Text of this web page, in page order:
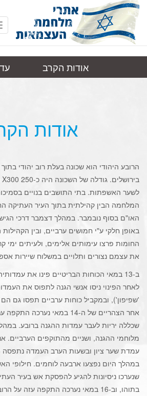
ירושלים,
אודות הקרב
אודות
הרובע היהודי הוא שכונה בעלת רוב יהודי
לשער האשפתות. בתי התושבים בנויים
המלחמה הבין קהילתית בתוך העיר העתיקה
האו"ם בסוף נובמבר. במהלך דצמבר דרכי
באופן חלקי ע"י חמושים ערביים, ובין
החומות פרצו עימותים אלימים, ולעיתים ימי
את עצמם נצורים ותלויים במשלוח שיירות
ב-13 במאי הכוחות הבריטיים פינו את
לאחר הפינוי ניסו אנשי הגנה לתפוס את
'שפיפון'), ובמקביל כוחות ערביים תפסו גם
אחר הצהריים של ה-14 במאי
שכללה יריות לעבר עמדות ההגנה ברובע.
מלוחמי ההגנה, ושניים מהתוקפים הערביים.
עמדת שער ציון ובשעות הערב העמדה
במהלך היום נפצעו ארבעה לוחמים. חילופי
שנערכו ניסיונות להגיע להפסקת אש בעיר